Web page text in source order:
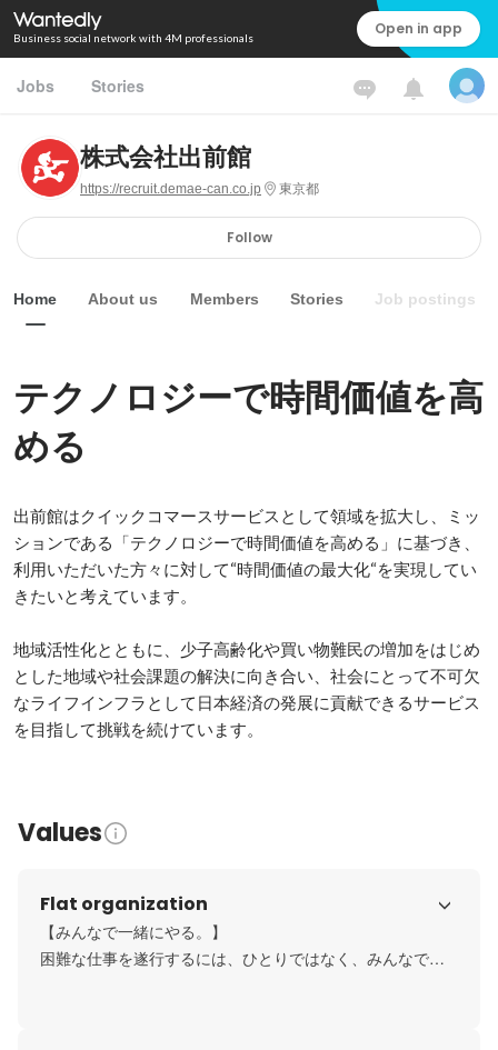
Business social network with 4M professionals Open in app
Jobs Stories
株式会社出前館
https://recruit.demae-can.co.jp 東京都
Follow
Home About us Members Stories Job postings
テクノロジーで時間価値を高
める
出前館はクイックコマースサービスとして領域を拡大し、ミッ
ションである「テクノロジーで時間価値を高める」に基づき、
利用いただいた方々に対して“時間価値の最大化“を実現してい
きたいと考えています。
地域活性化とともに、少子高齢化や買い物難民の増加をはじめ
とした地域や社会課題の解決に向き合い、社会にとって不可欠
なライフインフラとして日本経済の発展に貢献できるサービス
を目指して挑戦を続けています。
Values
Flat organization
【みんなで一緒にやる。】
困難な仕事を遂行するには、ひとりではなく、みんなで取